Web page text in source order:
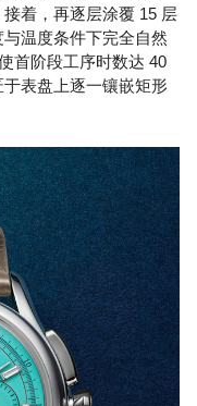
着，再逐层涂覆 15 层
温度条件下完全自然
首阶段工序时数达 40
表盘上逐一镶嵌矩形